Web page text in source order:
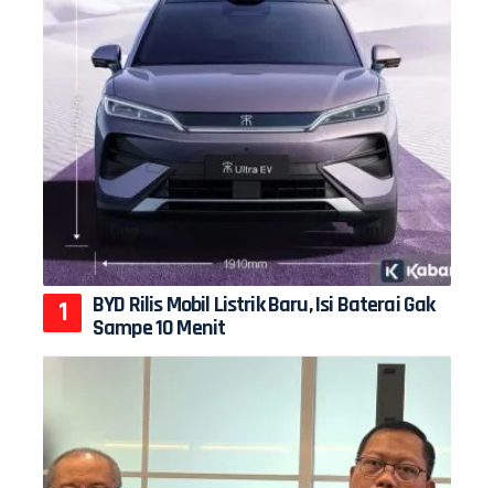
BYD Rilis Mobil Listrik Baru, Isi Baterai Gak
Sampe 10 Menit